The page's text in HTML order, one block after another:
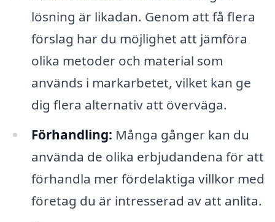
lösning är likadan. Genom att få flera
förslag har du möjlighet att jämföra
olika metoder och material som
används i markarbetet, vilket kan ge
dig flera alternativ att överväga.
Förhandling: Många gånger kan du
använda de olika erbjudandena för att
förhandla mer fördelaktiga villkor med
företag du är intresserad av att anlita.